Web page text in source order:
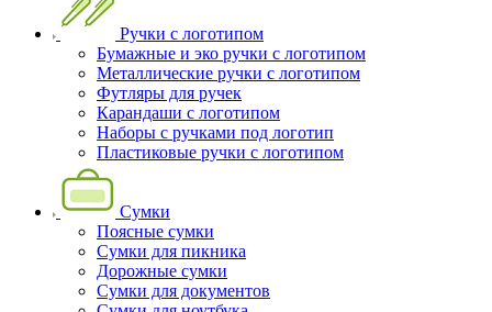
Ручки с логотипом
Бумажные и эко ручки с логотипом
Металлические ручки с логотипом
Футляры для ручек
Карандаши с логотипом
Наборы с ручками под логотип
Пластиковые ручки с логотипом
Сумки
Поясные сумки
Сумки для пикника
Дорожные сумки
Сумки для документов